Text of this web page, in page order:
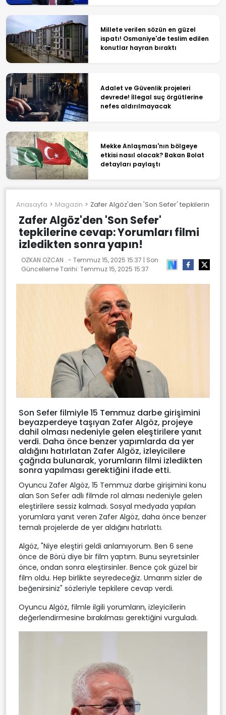
Millete verilen sözün en güzel
ispatı! Osmaniye'de teslim edilen
konutlar hayran bıraktı
Adalet ve Güvenlik projeleri
devrede! İllegal suç örgütlerine
nefes aldırılmayacak
Mekke Anlaşması'nın bölgeye
etkisi nasıl olacak? Bakan Bolat
detayları paylaştı
Anasayfa Magazin Zafer Algöz'den 'Son Sefer' tepkilerine
Zafer Algöz'den 'Son Sefer'
tepkilerine cevap: Yorumları filmi
izledikten sonra yapın!
OZKAN OZCAN . - Temmuz 15, 2025 15:37 | Son
Güncelleme Tarihi: Temmuz 15, 2025 15:37
Son Sefer filmiyle 15 Temmuz darbe girişimini
beyazperdeye taşıyan Zafer Algöz, projeye
dahil olması nedeniyle gelen eleştirilere yanıt
verdi. Daha önce benzer yapımlarda da yer
aldığını hatırlatan Zafer Algöz, izleyicilere
çağrıda bulunarak, yorumların filmi izledikten
sonra yapılması gerektiğini ifade etti.
Oyuncu Zafer Algöz, 15 Temmuz darbe girişimini konu
alan Son Sefer adlı filmde rol alması nedeniyle gelen
eleştirilere sessiz kalmadı. Sosyal medyada yapılan
yorumlara yanıt veren Zafer Algöz, daha önce benzer
temalı projelerde de yer aldığını hatırlattı.
Algöz, "Niye eleştiri geldi anlamıyorum. Ben 6 sene
önce de Börü diye bir film yaptım. Bunu seyretsinler
önce, ondan sonra eleştirsinler. Bence çok güzel bir
film oldu. Hep birlikte seyredeceğiz. Umarım sizler de
beğenirsiniz" sözleriyle tepkilere cevap verdi.
Oyuncu Algöz, filmle ilgili yorumların, izleyicilerin
değerlendirmesine bırakılması gerektiğini vurguladı.